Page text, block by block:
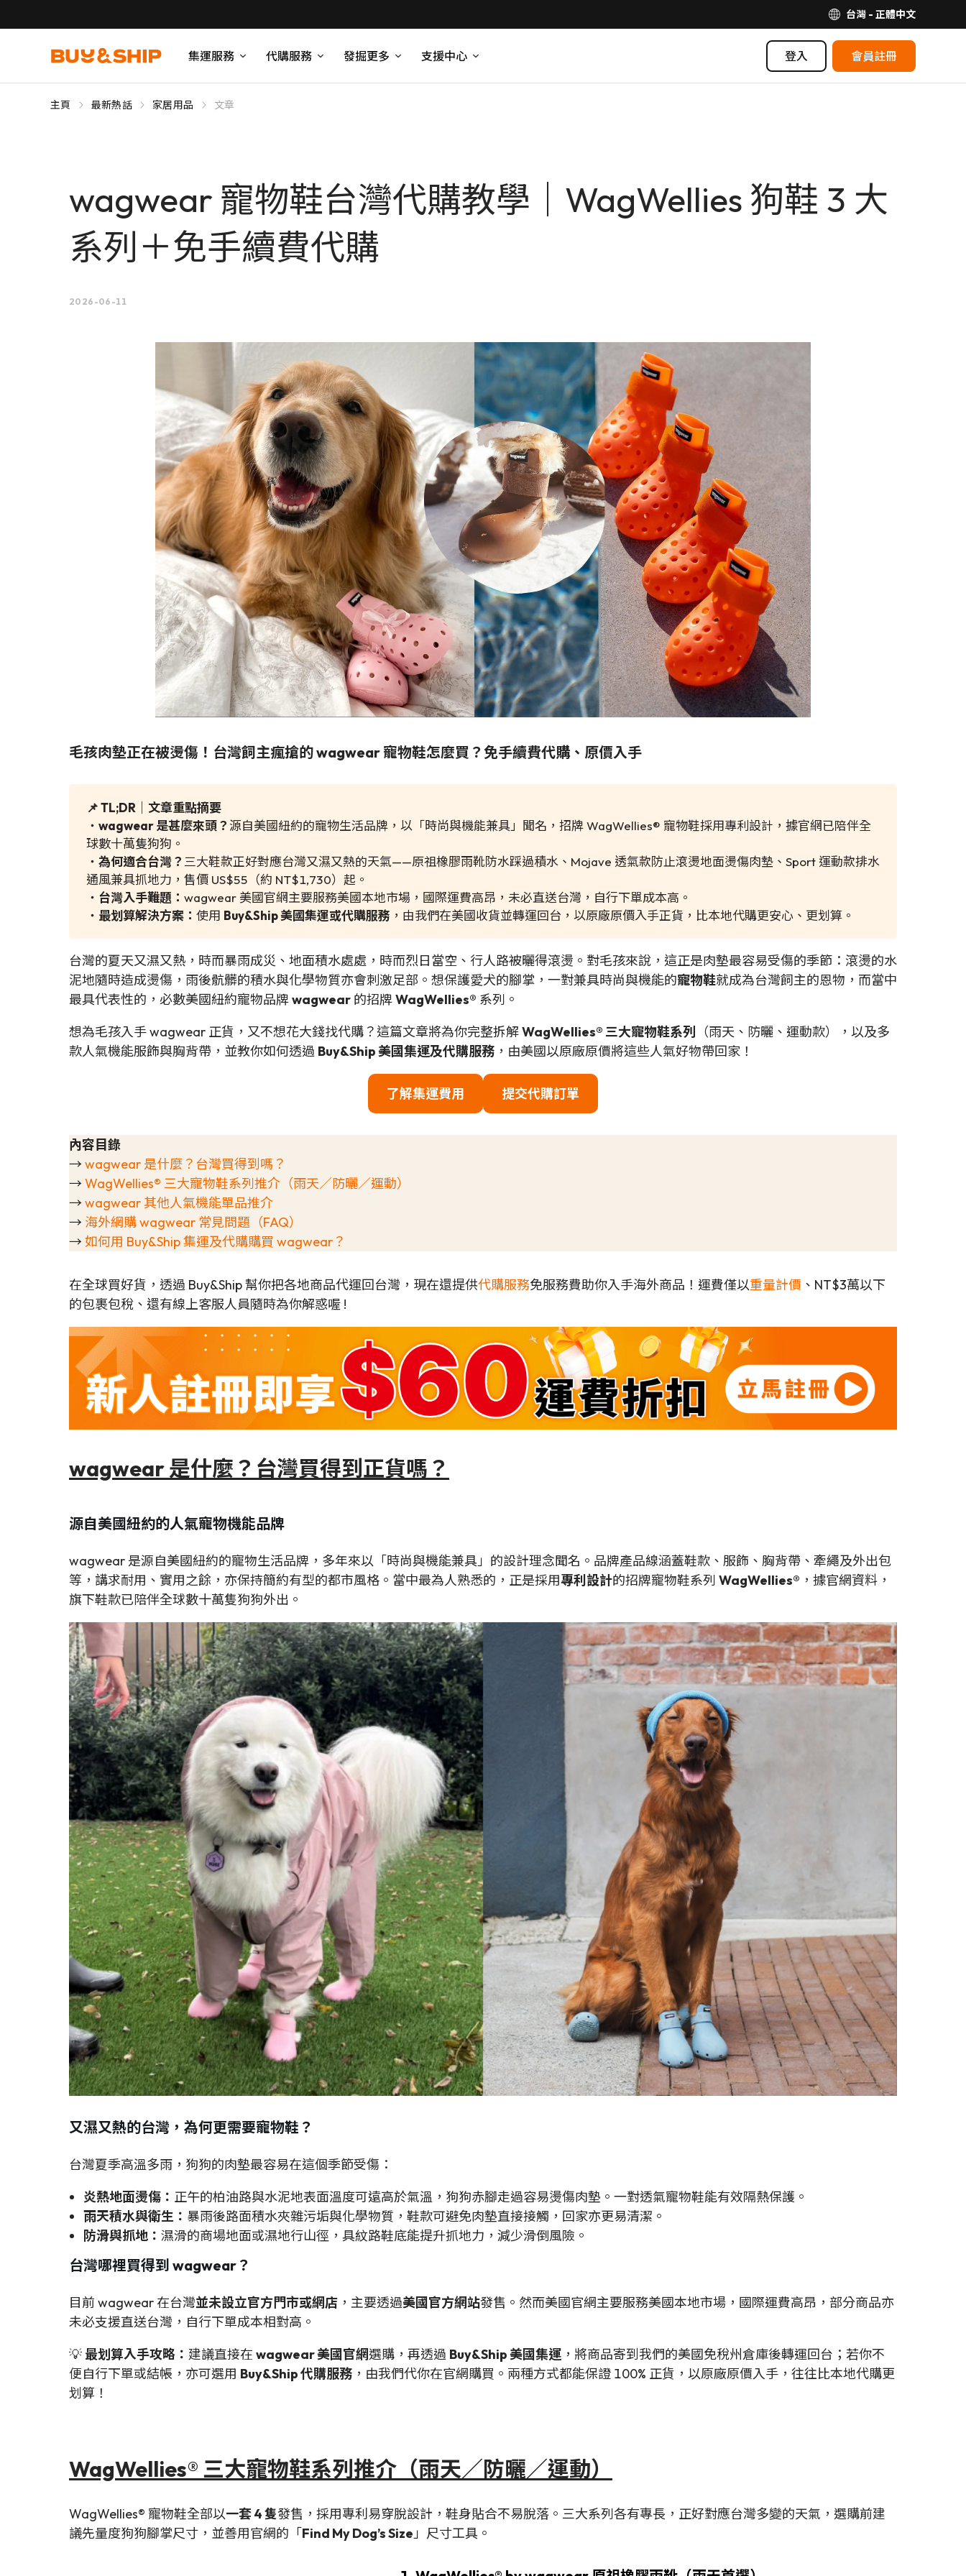
台灣 - 正體中文
集運服務 代購服務 發掘更多 支援中心 登入 會員註冊
主頁 最新熱話 家居用品 文章
wagwear 寵物鞋台灣代購教學｜WagWellies 狗鞋 3 大
系列＋免手續費代購
2026-06-11
毛孩肉墊正在被燙傷！台灣飼主瘋搶的 wagwear 寵物鞋怎麼買？免手續費代購、原價入手
📌 TL;DR｜文章重點摘要
・ wagwear 是甚麼來頭？源自美國紐約的寵物生活品牌，以「時尚與機能兼具」聞名，招牌 WagWellies® 寵物鞋採用專利設計，據官網已陪伴全
球數十萬隻狗狗。
・ 為何適合台灣？ 三大鞋款正好對應台灣又濕又熱的天氣——原祖橡膠雨靴防水踩過積水、Mojave 透氣款防止滾燙地面燙傷肉墊、Sport 運動款排水
通風兼具抓地力，售價 US$55（約 NT$1,730）起。
・ 台灣入手難題： wagwear 美國官網主要服務美國本地市場，國際運費高昂，未必直送台灣，自行下單成本高。
・ 最划算解決方案： 使用 Buy&Ship 美國集運或代購服務 ，由我們在美國收貨並轉運回台，以原廠原價入手正貨，比本地代購更安心、更划算。
台灣的夏天又濕又熱，時而暴雨成災、地面積水處處，時而烈日當空、行人路被曬得滾燙。對毛孩來說，這正是肉墊最容易受傷的季節：滾燙的水
泥地隨時造成燙傷，雨後骯髒的積水與化學物質亦會刺激足部。想保護愛犬的腳掌，一對兼具時尚與機能的寵物鞋就成為台灣飼主的恩物，而當中
最具代表性的，必數美國紐約寵物品牌wagwear 的招牌WagWellies® 系列。
想為毛孩入手 wagwear 正貨，又不想花大錢找代購？這篇文章將為你完整拆解WagWellies® 三大寵物鞋系列
（雨天、防曬、運動款），以及多
款人氣機能服飾與胸背帶，並教你如何透過 Buy&Ship 美國集運及代購服務 ，由美國以原廠原價將這些人氣好物帶回家！
了解集運費用 提交代購訂單
內容目錄
→ wagwear 是什麼？台灣買得到嗎？
→ WagWellies® 三大寵物鞋系列推介（雨天／防曬／運動）
→ wagwear 其他人氣機能單品推介
→ 海外網購 wagwear 常見問題（FAQ）
→ 如何用 Buy&Ship 集運及代購購買 wagwear？
在全球買好貨，透過 Buy&Ship 幫你把各地商品代運回台灣，現在還提供代購服務免服務費助你入手海外商品！運費僅以重量計價 、NT$3萬以下
的包裹包稅、還有線上客服人員隨時為你解惑喔 !
wagwear 是什麼？台灣買得到正貨嗎？
源自美國紐約的人氣寵物機能品牌
wagwear 是源自美國紐約的寵物生活品牌，多年來以「時尚與機能兼具」的設計理念聞名。品牌產品線涵蓋鞋款、服飾、胸背帶、牽繩及外出包
等，講求耐用、實用之餘，亦保持簡約有型的都市風格。當中最為人熟悉的，正是採用專利設計的招牌寵物鞋系列 WagWellies® ，據官網資料，
旗下鞋款已陪伴全球數十萬隻狗狗外出。
又濕又熱的台灣，為何更需要寵物鞋？
台灣夏季高溫多雨，狗狗的肉墊最容易在這個季節受傷：
炎熱地面燙傷： 正午的柏油路與水泥地表面溫度可遠高於氣溫，狗狗赤腳走過容易燙傷肉墊。一對透氣寵物鞋能有效隔熱保護。
雨天積水與衛生： 暴雨後路面積水夾雜污垢與化學物質，鞋款可避免肉墊直接接觸，回家亦更易清潔。
防滑與抓地： 濕滑的商場地面或濕地行山徑，具紋路鞋底能提升抓地力，減少滑倒風險。
台灣哪裡買得到 wagwear？
目前 wagwear 在台灣並未設立官方門市或網店 ，主要透過美國官方網站發售。然而美國官網主要服務美國本地市場，國際運費高昂，部分商品亦
未必支援直送台灣，自行下單成本相對高。
💡 最划算入手攻略： 建議直接在 wagwear 美國官網選購，再透過 Buy&Ship 美國集運，將商品寄到我們的美國免稅州倉庫後轉運回台；若你不
便自行下單或結帳，亦可選用 Buy&Ship 代購服務 ，由我們代你在官網購買。兩種方式都能保證 100% 正貨，以原廠原價入手，往往比本地代購更
划算！
WagWellies® 三大寵物鞋系列推介（雨天／防曬／運動）
WagWellies® 寵物鞋全部以一套 4 隻發售，採用專利易穿脫設計，鞋身貼合不易脫落。三大系列各有專長，正好對應台灣多變的天氣，選購前建
議先量度狗狗腳掌尺寸，並善用官網的「Find My Dog’s Size」尺寸工具。